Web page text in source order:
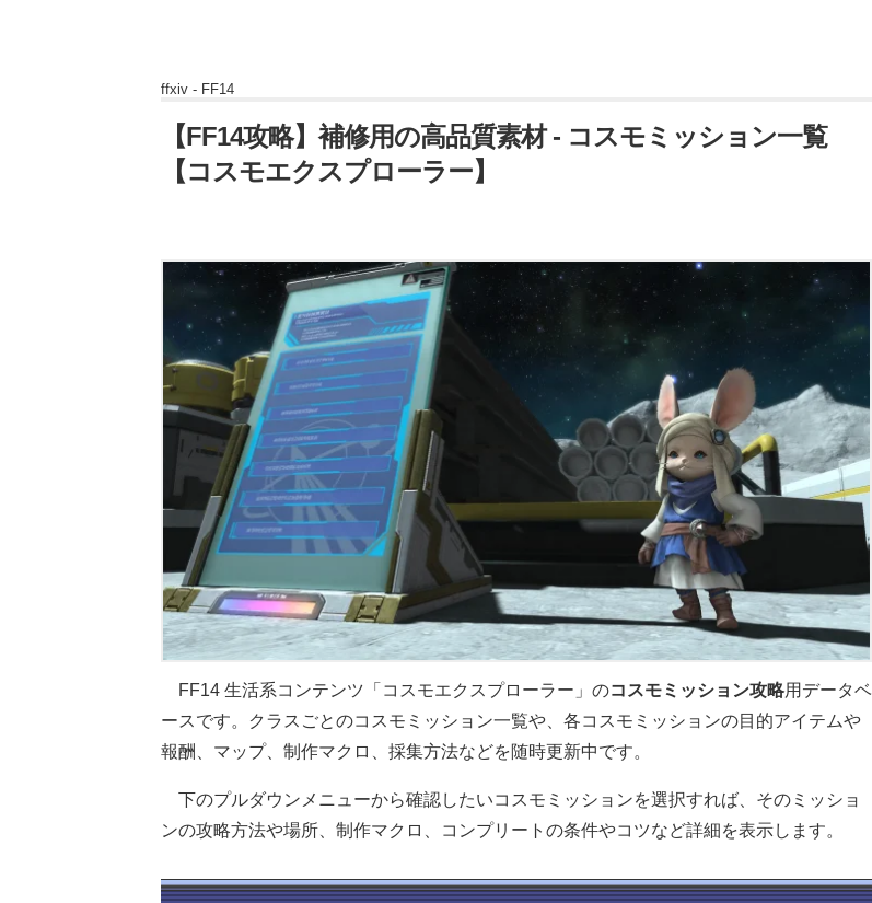
ffxiv - FF14
【FF14攻略】補修用の高品質素材 - コスモミッション一覧
【コスモエクスプローラー】
FF14 生活系コンテンツ「コスモエクスプローラー」のコスモミッション攻略用データベ
ースです。クラスごとのコスモミッション一覧や、各コスモミッションの目的アイテムや
報酬、マップ、制作マクロ、採集方法などを随時更新中です。
下のプルダウンメニューから確認したいコスモミッションを選択すれば、そのミッショ
ンの攻略方法や場所、制作マクロ、コンプリートの条件やコツなど詳細を表示します。